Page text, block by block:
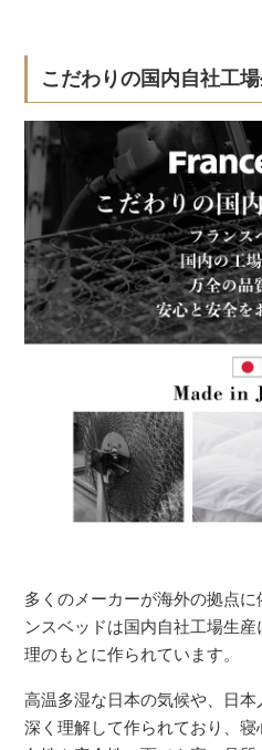
こだわりの国内自社工
多くのメーカーが海外の拠点
ンスベッドは国内自社工場生
理のもとに作られています。
高温多湿な日本の気候や、日
深く理解して作られており、